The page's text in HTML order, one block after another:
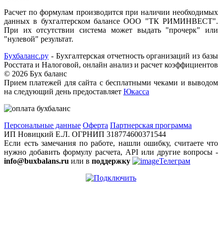
Расчет по формулам производится при наличии необходимых
данных в бухгалтерском балансе ООО "ТК РИМИНВЕСТ".
При их отсутствии система может выдать "прочерк" или
"нулевой" результат.
Бухбаланс.ру - Бухгалтерская отчетность организаций из базы
Росстата и Налоговой, онлайн анализ и расчет коэффициентов
© 2026 Бух баланс
Прием платежей для сайта с бесплатными чеками и выводом
на следующий день предоставляет Юкасса
Персональные данные Оферта Партнерская программа
ИП Новицкий Е.Л. ОГРНИП 318774600371544
Если есть замечания по работе, нашли ошибку, считаете что
нужно добавить формулу расчета, API или другие вопросы -
info@buxbalans.ru или в поддержку Телеграм